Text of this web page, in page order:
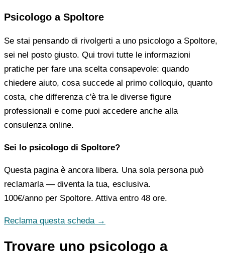
Psicologo a Spoltore
Se stai pensando di rivolgerti a uno psicologo a Spoltore,
sei nel posto giusto. Qui trovi tutte le informazioni
pratiche per fare una scelta consapevole: quando
chiedere aiuto, cosa succede al primo colloquio, quanto
costa, che differenza c'è tra le diverse figure
professionali e come puoi accedere anche alla
consulenza online.
Sei lo psicologo di Spoltore?
Questa pagina è ancora libera. Una sola persona può
reclamarla — diventa la tua, esclusiva.
100€/anno per Spoltore. Attiva entro 48 ore.
Reclama questa scheda →
Trovare uno psicologo a